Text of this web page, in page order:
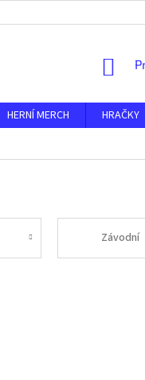
HERNÍ MERCH HRAČKY
Závodní